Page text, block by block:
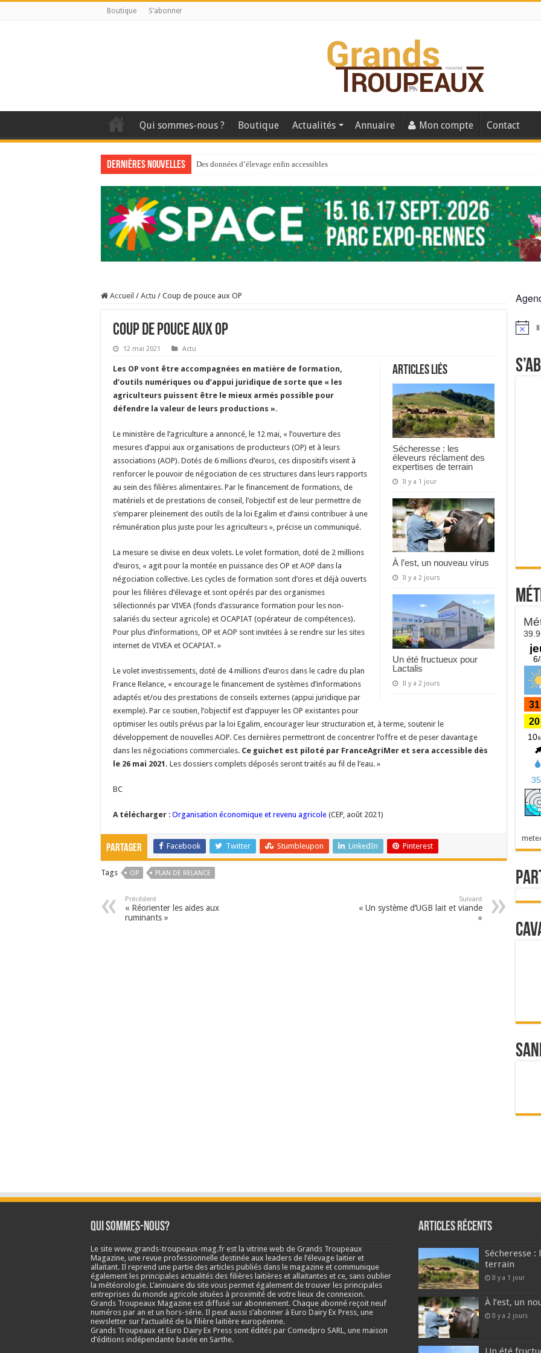
Boutique S’abonner
Qui sommes-nous ? Boutique Actualités Annuaire Mon compte Contact
Dernières nouvelles Des données d’élevage enfin accessibles
Au sommaire du premier numéro de 2025
Au sommaire de GTM 110
Aidez-nous à améliorer la santé de vos veaux !
Au sommaire de GTM 91
À l’est, un nouveau virus
Accueil / Actu / Coup de pouce aux OP
Coup de pouce aux OP
12 mai 2021 Actu
Articles liés
Sécheresse : les
éleveurs réclament des
expertises de terrain
Il y a 1 jour
À l’est, un nouveau virus
Il y a 2 jours
Un été fructueux pour
Lactalis
Il y a 2 jours
Les OP vont être accompagnées en matière de formation,
d’outils numériques ou d’appui juridique de sorte que « les
agriculteurs puissent être le mieux armés possible pour
défendre la valeur de leurs productions ».
Le ministère de l’agriculture a annoncé, le 12 mai, « l’ouverture des
mesures d’appui aux organisations de producteurs (OP) et à leurs
associations (AOP). Dotés de 6 millions d’euros, ces dispositifs visent à
renforcer le pouvoir de négociation de ces structures dans leurs rapports
au sein des filières alimentaires. Par le financement de formations, de
matériels et de prestations de conseil, l’objectif est de leur permettre de
s’emparer pleinement des outils de la loi Egalim et d’ainsi contribuer à une
rémunération plus juste pour les agriculteurs », précise un communiqué.
La mesure se divise en deux volets. Le volet formation, doté de 2 millions
d’euros, « agit pour la montée en puissance des OP et AOP dans la
négociation collective. Les cycles de formation sont d’ores et déjà ouverts
pour les filières d’élevage et sont opérés par des organismes
sélectionnés par VIVEA (fonds d’assurance formation pour les non-
salariés du secteur agricole) et OCAPIAT (opérateur de compétences).
Pour plus d’informations, OP et AOP sont invitées à se rendre sur les sites
internet de VIVEA et OCAPIAT. »
Le volet investissements, doté de 4 millions d’euros dans le cadre du plan
France Relance, « encourage le financement de systèmes d’informations
adaptés et/ou des prestations de conseils externes (appui juridique par
exemple). Par ce soutien, l’objectif est d’appuyer les OP existantes pour
optimiser les outils prévus par la loi Egalim, encourager leur structuration et, à terme, soutenir le
développement de nouvelles AOP. Ces dernières permettront de concentrer l’offre et de peser davantage
dans les négociations commerciales. Ce guichet est piloté par FranceAgriMer et sera accessible dès
le 26 mai 2021. Les dossiers complets déposés seront traités au fil de l’eau. »
BC
A télécharger : Organisation économique et revenu agricole (CEP, août 2021)
Partager Facebook Twitter Stumbleupon LinkedIn Pinterest
Tags OP PLAN DE RELANCE
Précédent
« Réorienter les aides aux
ruminants »
Suivant
« Un système d’UGB lait et viande
»
Notice
Qui sommes-nous?
Le site www.grands-troupeaux-mag.fr est la vitrine web de Grands Troupeaux
Magazine, une revue professionnelle destinée aux leaders de l’élevage laitier et
allaitant. Il reprend une partie des articles publiés dans le magazine et communique
également les principales actualités des filières laitières et allaitantes et ce, sans oublier
la météorologie. L’annuaire du site vous permet également de trouver les principales
entreprises du monde agricole situées à proximité de votre lieux de connexion.
Grands Troupeaux Magazine est diffusé sur abonnement. Chaque abonné reçoit neuf
numéros par an et un hors-série. Il peut aussi s’abonner à Euro Dairy Ex Press, une
newsletter sur l’actualité de la filière laitière européenne.
Grands Troupeaux et Euro Dairy Ex Press sont édités par Comedpro SARL, une maison
d’éditions indépendante basée en Sarthe.
Articles récents
Sécheresse
terrain
Il y a 1 jour
À l’est, un
Il y a 2 jours